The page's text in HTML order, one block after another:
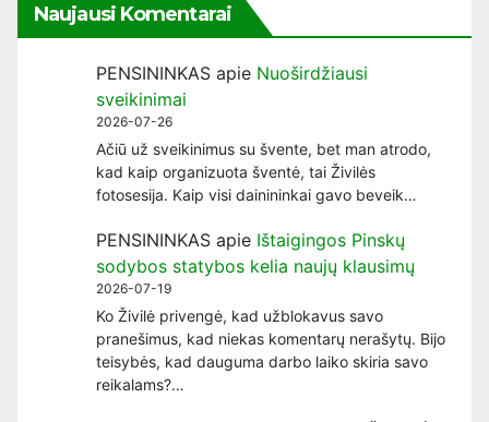
Naujausi Komentarai
PENSININKAS apie Nuoširdžiausi
sveikinimai
2026-07-26
Ačiū už sveikinimus su švente, bet man atrodo,
kad kaip organizuota šventė, tai Živilės
fotosesija. Kaip visi dainininkai gavo beveik…
PENSININKAS apie Ištaigingos Pinskų
sodybos statybos kelia naujų klausimų
2026-07-19
Ko Živilė privengė, kad užblokavus savo
pranešimus, kad niekas komentarų nerašytų. Bijo
teisybės, kad dauguma darbo laiko skiria savo
reikalams?…